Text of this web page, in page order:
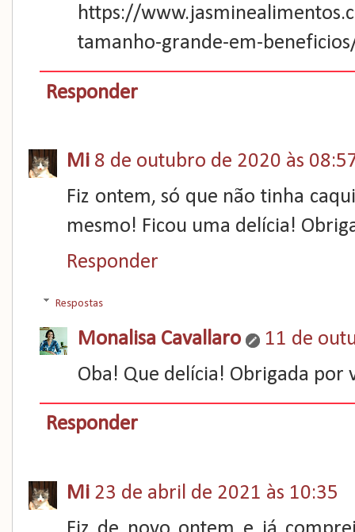
https://
tamanho-grande-em-
Responder
Mi 8 de outubro de 2020 às
Fiz ontem, só que não tinha
mesmo! Ficou uma delícia!
Responder
Respostas
Monalisa Cavallaro
11 de
Oba! Que delícia! Obrigada por
Responder
Mi 23 de abril de 2021 às 10:35